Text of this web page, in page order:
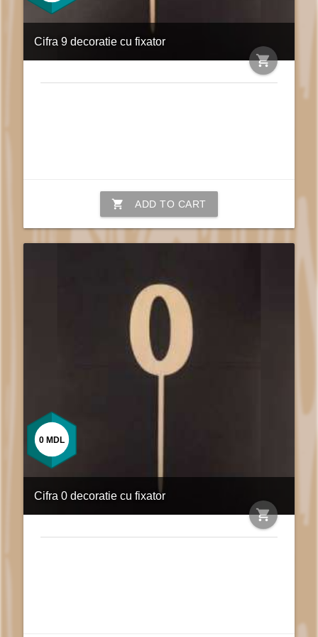
Cifra 9 decoratie cu fixator
shopping_cart
shopping_cart ADD TO CART
Cifra 0 decoratie cu fixator
shopping_cart
0 MDL